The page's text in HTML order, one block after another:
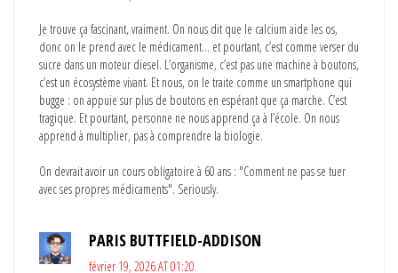
Je trouve ça fascinant, vraiment. On nous dit que le calcium aide les os,
donc on le prend avec le médicament… et pourtant, c’est comme verser du
sucre dans un moteur diesel. L’organisme, c’est pas une machine à boutons,
c’est un écosystème vivant. Et nous, on le traite comme un smartphone qui
bugge : on appuie sur plus de boutons en espérant que ça marche. C’est
tragique. Et pourtant, personne ne nous apprend ça à l’école. On nous
apprend à multiplier, pas à comprendre la biologie.
On devrait avoir un cours obligatoire à 60 ans : "Comment ne pas se tuer
avec ses propres médicaments". Seriously.
PARIS BUTTFIELD-ADDISON
février 19, 2026 AT 01:20